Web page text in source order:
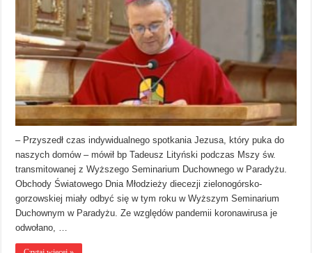
– Przyszedł czas indywidualnego spotkania Jezusa, który puka do
naszych domów – mówił bp Tadeusz Lityński podczas Mszy św.
transmitowanej z Wyższego Seminarium Duchownego w Paradyżu.
Obchody Światowego Dnia Młodzieży diecezji zielonogórsko-
gorzowskiej miały odbyć się w tym roku w Wyższym Seminarium
Duchownym w Paradyżu. Ze względów pandemii koronawirusa je
odwołano, …